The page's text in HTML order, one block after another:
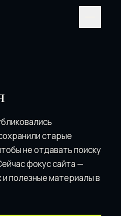
старые
не отдавать поискy
фокус сайта —
полезные материалы в